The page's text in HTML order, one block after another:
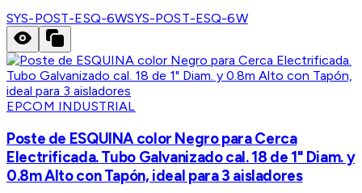
SYS-POST-ESQ-6WSYS-POST-ESQ-6W
EPCOM INDUSTRIAL
Poste de ESQUINA color Negro para Cerca
Electrificada. Tubo Galvanizado cal. 18 de 1" Diam. y
0.8m Alto con Tapón, ideal para 3 aisladores